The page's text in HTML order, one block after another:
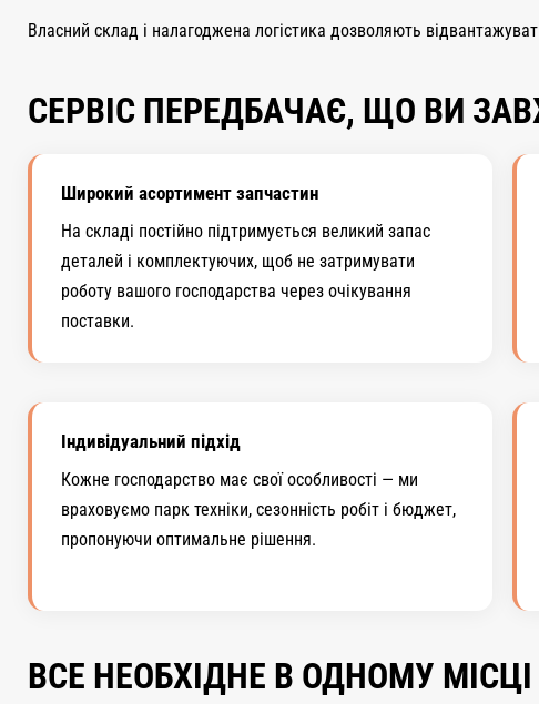
Власний склад і налагоджена логістика дозволяють
СЕРВІС ПЕРЕДБАЧАЄ, ЩО ВИ
Широкий асортимент запчастин
На складі постійно підтримується великий запас
деталей і комплектуючих, щоб не затримувати
роботу вашого господарства через очікування
поставки.
Індивідуальний підхід
Кожне господарство має свої особливості — ми
враховуємо парк техніки, сезонність робіт і бюджет,
пропонуючи оптимальне рішення.
ВСЕ НЕОБХІДНЕ В ОДНОМУ МІСЦІ